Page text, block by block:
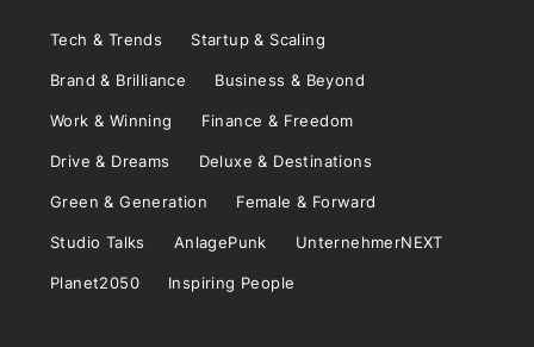
Tech & Trends Startup & Scaling
Brand & Brilliance Business & Beyond
Work & Winning Finance & Freedom
Drive & Dreams Deluxe & Destinations
Green & Generation Female & Forward
Studio Talks AnlagePunk UnternehmerNEXT
Planet2050 Inspiring People